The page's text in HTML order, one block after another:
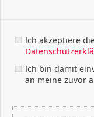
Ich akzeptiere
Ich bin damit
an meine zuvor